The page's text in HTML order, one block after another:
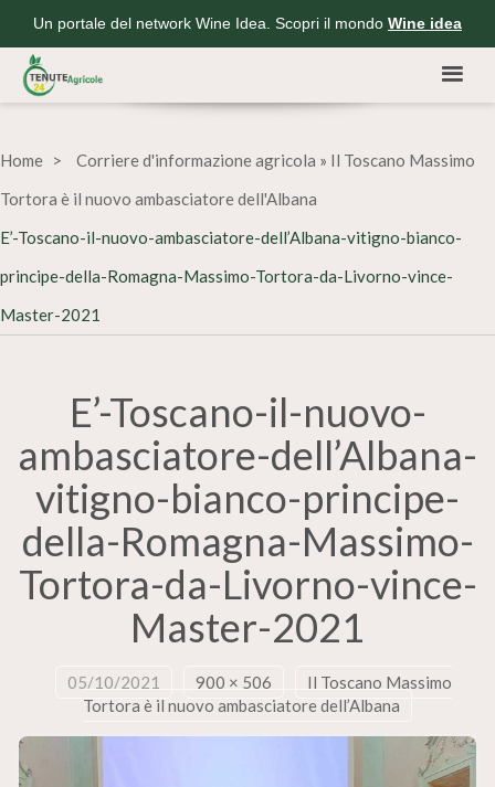
Un portale del network Wine Idea. Scopri il mondo Wine idea
Home Corriere d'informazione agricola » Il Toscano Massimo
Tortora è il nuovo ambasciatore dell'Albana
E’-Toscano-il-nuovo-ambasciatore-dell’Albana-vitigno-bianco-
principe-della-Romagna-Massimo-Tortora-da-Livorno-vince-
Master-2021
E’-Toscano-il-nuovo-
ambasciatore-dell’Albana-
vitigno-bianco-principe-
della-Romagna-Massimo-
Tortora-da-Livorno-vince-
Master-2021
05/10/2021 900 × 506
Il Toscano Massimo
Tortora è il nuovo ambasciatore dell’Albana